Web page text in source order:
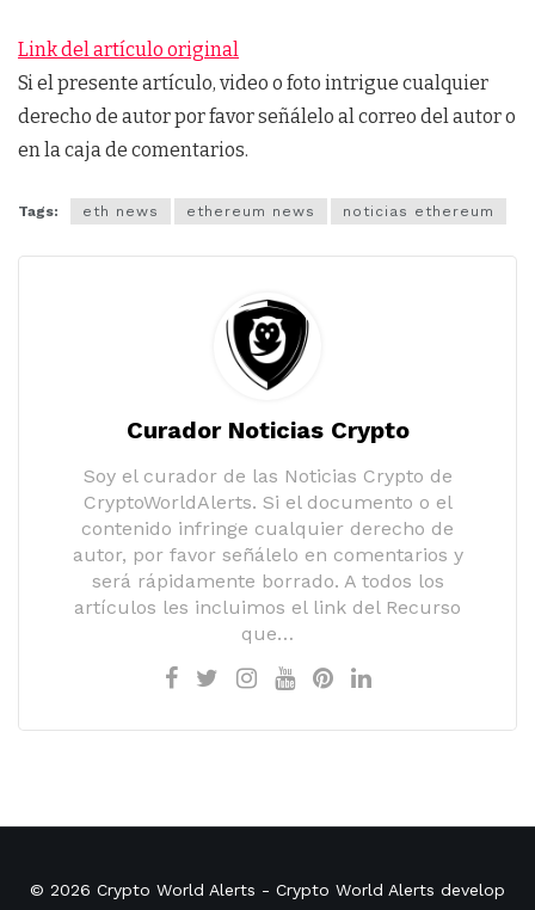
Link del artículo original
Si el presente artículo, video o foto intrigue cualquier
derecho de autor por favor señálelo al correo del autor o
en la caja de comentarios.
Tags: eth news ethereum news noticias ethereum
Curador Noticias Crypto
Soy el curador de las Noticias Crypto de
CryptoWorldAlerts. Si el documento o el
contenido infringe cualquier derecho de
autor, por favor señálelo en comentarios y
será rápidamente borrado. A todos los
artículos les incluimos el link del Recurso
que…
© 2026 Crypto World Alerts - Crypto World Alerts develop